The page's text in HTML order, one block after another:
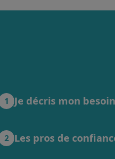
1 Je décris mon
2 Les pros de